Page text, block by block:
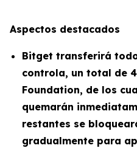
Aspectos destacados
Bitget transferirá
controla, un total de
Foundation, de los
quemarán
restantes se
gradualmente para